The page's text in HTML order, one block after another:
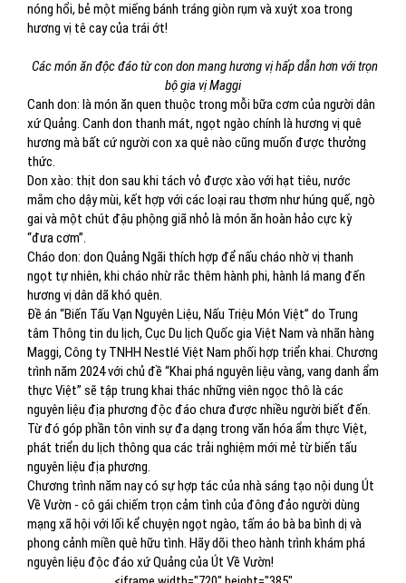
nóng hổi, bẻ một miếng bánh tráng giòn rụm và xuýt xoa trong
hương vị tê cay của trái ớt!
Các món ăn độc đáo từ con don mang hương vị hấp dẫn hơn với trọn
bộ gia vị Maggi
Canh don: là món ăn quen thuộc trong mỗi bữa cơm của người dân
xứ Quảng. Canh don thanh mát, ngọt ngào chính là hương vị quê
hương mà bất cứ người con xa quê nào cũng muốn được thưởng
thức.
Don xào: thịt don sau khi tách vỏ được xào với hạt tiêu, nước
mắm cho dậy mùi, kết hợp với các loại rau thơm như húng quế, ngò
gai và một chút đậu phộng giã nhỏ là món ăn hoàn hảo cực kỳ
“đưa cơm”.
Cháo don: don Quảng Ngãi thích hợp để nấu cháo nhờ vị thanh
ngọt tự nhiên, khi cháo nhừ rắc thêm hành phi, hành lá mang đến
hương vị dân dã khó quên.
Đề án “Biến Tấu Vạn Nguyên Liệu, Nấu Triệu Món Việt” do Trung
tâm Thông tin du lịch, Cục Du lịch Quốc gia Việt Nam và nhãn hàng
Maggi, Công ty TNHH Nestlé Việt Nam phối hợp triển khai. Chương
trình năm 2024 với chủ đề “Khai phá nguyên liệu vàng, vang danh ẩm
thực Việt” sẽ tập trung khai thác những viên ngọc thô là các
nguyên liệu địa phương độc đáo chưa được nhiều người biết đến.
Từ đó góp phần tôn vinh sự đa dạng trong văn hóa ẩm thực Việt,
phát triển du lịch thông qua các trải nghiệm mới mẻ từ biến tấu
nguyên liệu địa phương.
Chương trình năm nay có sự hợp tác của nhà sáng tạo nội dung Út
Về Vườn - cô gái chiếm trọn cảm tình của đông đảo người dùng
mạng xã hội với lối kể chuyện ngọt ngào, tấm áo bà ba bình dị và
phong cảnh miền quê hữu tình. Hãy dõi theo hành trình khám phá
nguyên liệu độc đáo xứ Quảng của Út Về Vườn!